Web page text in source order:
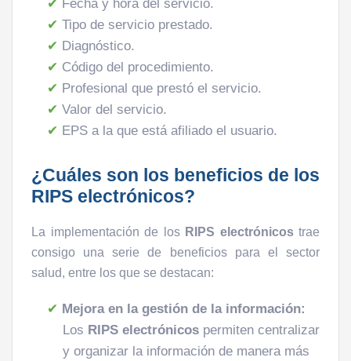
Fecha y hora del servicio.
Tipo de servicio prestado.
Diagnóstico.
Código del procedimiento.
Profesional que prestó el servicio.
Valor del servicio.
EPS a la que está afiliado el usuario.
¿Cuáles son los beneficios de los
RIPS electrónicos?
La implementación de los RIPS electrónicostrae
consigo una serie de beneficios para el sector
salud, entre los que se destacan:
Mejora en la gestión de la información:
Los RIPS electrónicos permiten centralizar
y organizar la información de manera más